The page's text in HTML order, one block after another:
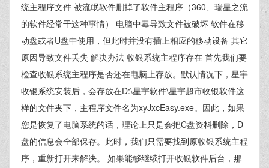
统主程序文件 被流氓软件删掉了软件主程序（360、瑞星之流
的软件经常干这种事情） 电脑中毒导致文件被破坏 软件在移
动盘或者U盘中使用，但此时并没有插上相应的移动设备 其它
原因导致文件丢失 解决办法 收银系统主程序存在 首先我们要
检查收银系统主程序是否还在电脑上存放。默认情况下，星宇
收银系统安装后，会存放在D:\星宇软件\星宇超市收银软件这
样的文件夹下，主程序文件名为xyJxcEasy.exe。因此，如果
您是恢复了电脑系统的话，理论上只是会把C盘资料删除，D
盘的信息会全部保存。此时，我们只需要找到原收银系统主程
序，重新打开来解决。 如果能够继续打开收银软件后台，那